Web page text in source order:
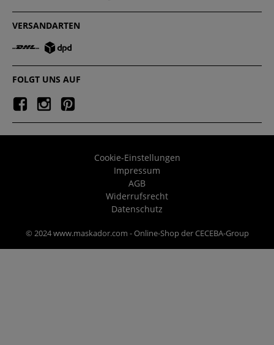
VERSANDARTEN
FOLGT UNS AUF
Cookie-Einstellungen
Impressum
AGB
Widerrufsrecht
Datenschutz
© 2024 www.maskador.com - Online-Shop der CECEBA-Group